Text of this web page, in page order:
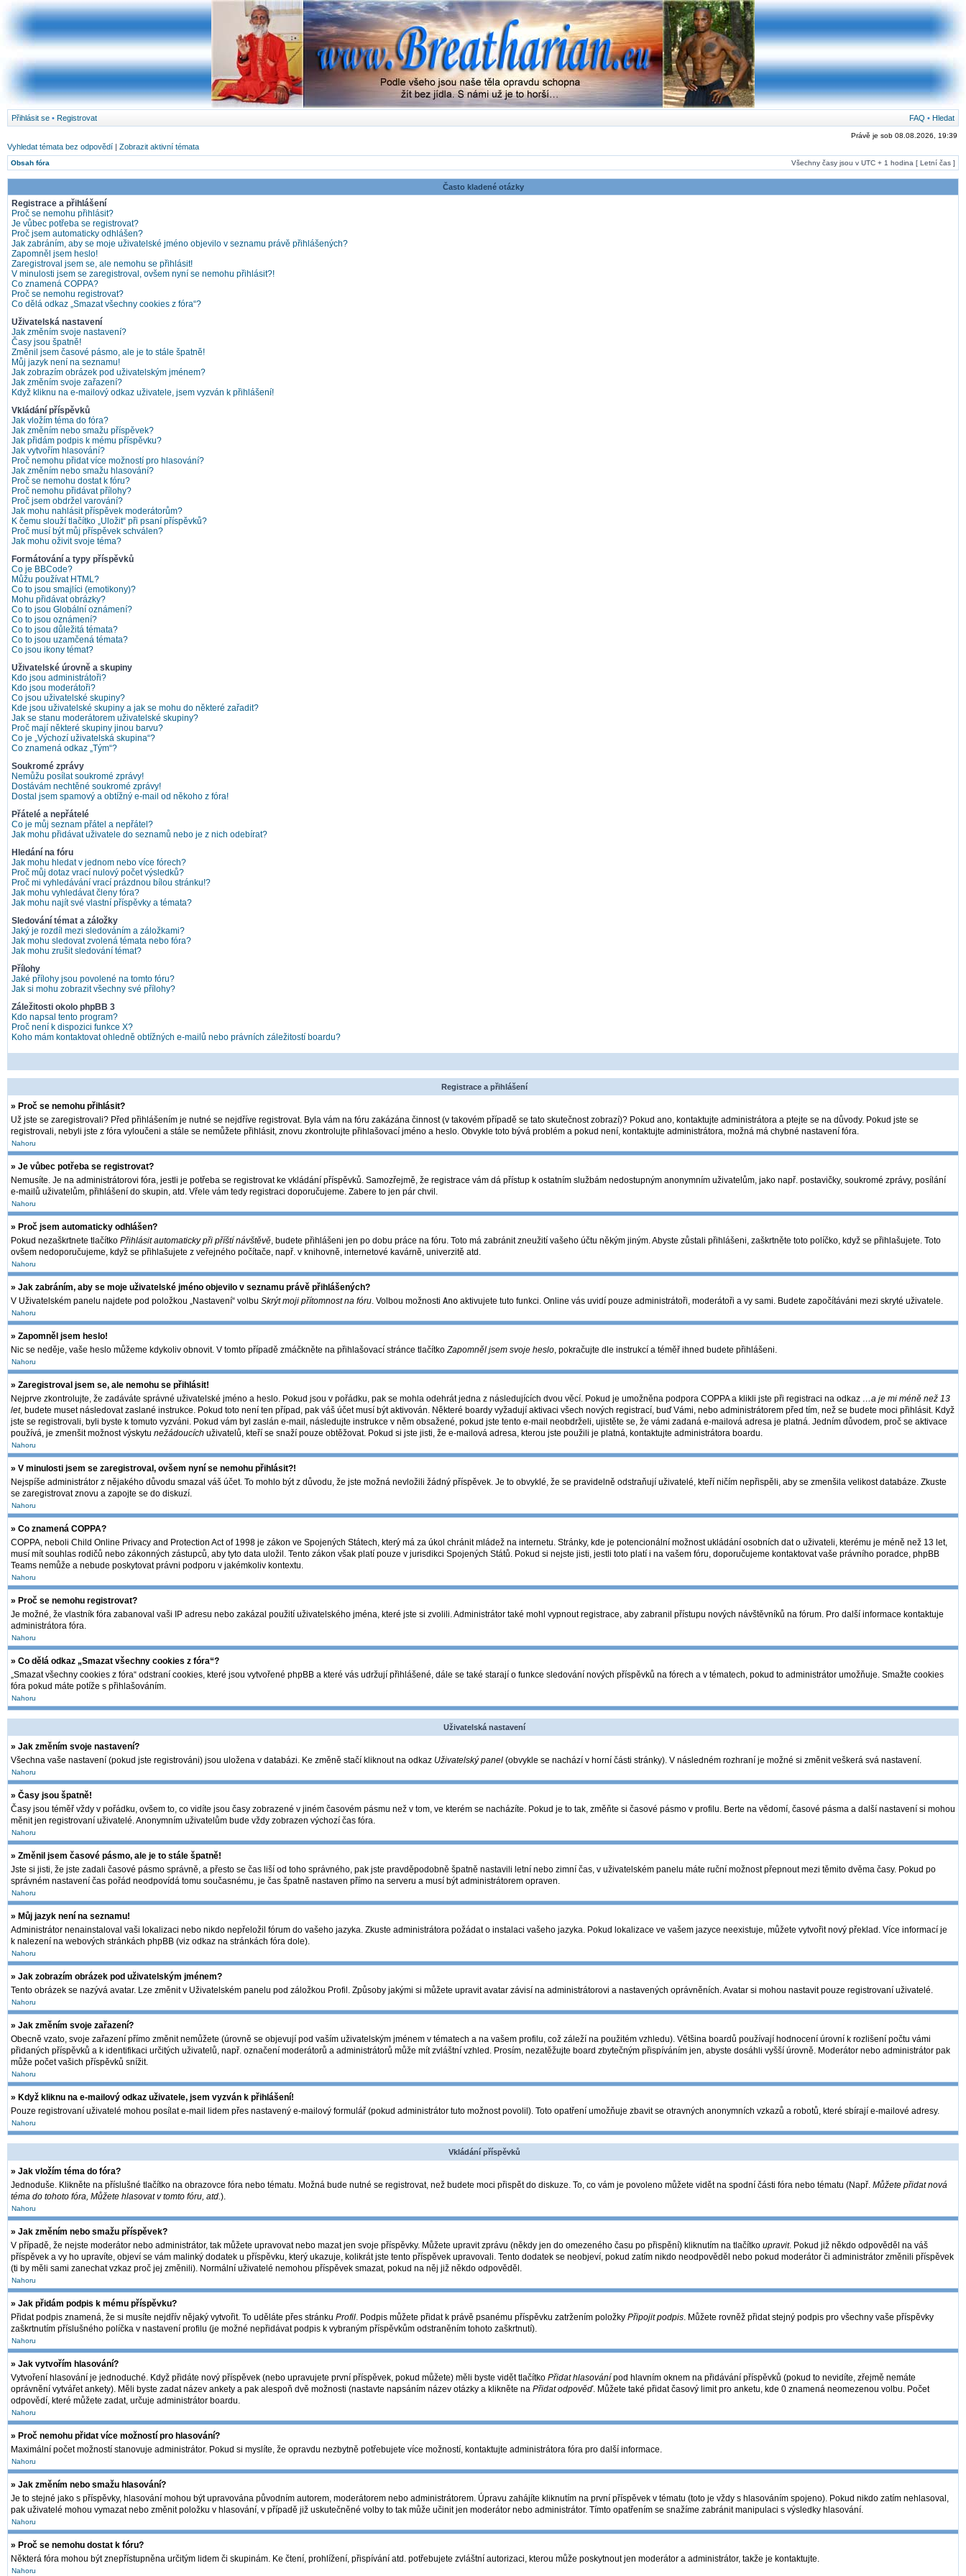
Přihlásit se • Registrovat FAQ • Hledat
Právě je sob 08.08.2026, 19:39
Vyhledat témata bez odpovědí | Zobrazit aktivní témata
Obsah fóra Všechny časy jsou v UTC + 1 hodina [ Letní čas ]
Často kladené otázky
Registrace a přihlášení
Proč se nemohu přihlásit?
Je vůbec potřeba se registrovat?
Proč jsem automaticky odhlášen?
Jak zabráním, aby se moje uživatelské jméno objevilo v seznamu právě přihlášených?
Zapomněl jsem heslo!
Zaregistroval jsem se, ale nemohu se přihlásit!
V minulosti jsem se zaregistroval, ovšem nyní se nemohu přihlásit?!
Co znamená COPPA?
Proč se nemohu registrovat?
Co dělá odkaz „Smazat všechny cookies z fóra“?
Uživatelská nastavení
Jak změním svoje nastavení?
Časy jsou špatně!
Změnil jsem časové pásmo, ale je to stále špatně!
Můj jazyk není na seznamu!
Jak zobrazím obrázek pod uživatelským jménem?
Jak změním svoje zařazení?
Když kliknu na e-mailový odkaz uživatele, jsem vyzván k přihlášení!
Vkládání příspěvků
Jak vložím téma do fóra?
Jak změním nebo smažu příspěvek?
Jak přidám podpis k mému příspěvku?
Jak vytvořím hlasování?
Proč nemohu přidat více možností pro hlasování?
Jak změním nebo smažu hlasování?
Proč se nemohu dostat k fóru?
Proč nemohu přidávat přílohy?
Proč jsem obdržel varování?
Jak mohu nahlásit příspěvek moderátorům?
K čemu slouží tlačítko „Uložit“ při psaní příspěvků?
Proč musí být můj příspěvek schválen?
Jak mohu oživit svoje téma?
Formátování a typy příspěvků
Co je BBCode?
Můžu používat HTML?
Co to jsou smajlíci (emotikony)?
Mohu přidávat obrázky?
Co to jsou Globální oznámení?
Co to jsou oznámení?
Co to jsou důležitá témata?
Co to jsou uzamčená témata?
Co jsou ikony témat?
Uživatelské úrovně a skupiny
Kdo jsou administrátoři?
Kdo jsou moderátoři?
Co jsou uživatelské skupiny?
Kde jsou uživatelské skupiny a jak se mohu do některé zařadit?
Jak se stanu moderátorem uživatelské skupiny?
Proč mají některé skupiny jinou barvu?
Co je „Výchozí uživatelská skupina“?
Co znamená odkaz „Tým“?
Soukromé zprávy
Nemůžu posílat soukromé zprávy!
Dostávám nechtěné soukromé zprávy!
Dostal jsem spamový a obtížný e-mail od někoho z fóra!
Přátelé a nepřátelé
Co je můj seznam přátel a nepřátel?
Jak mohu přidávat uživatele do seznamů nebo je z nich odebírat?
Hledání na fóru
Jak mohu hledat v jednom nebo více fórech?
Proč můj dotaz vrací nulový počet výsledků?
Proč mi vyhledávání vrací prázdnou bílou stránku!?
Jak mohu vyhledávat členy fóra?
Jak mohu najít své vlastní příspěvky a témata?
Sledování témat a záložky
Jaký je rozdíl mezi sledováním a záložkami?
Jak mohu sledovat zvolená témata nebo fóra?
Jak mohu zrušit sledování témat?
Přílohy
Jaké přílohy jsou povolené na tomto fóru?
Jak si mohu zobrazit všechny své přílohy?
Záležitosti okolo phpBB 3
Kdo napsal tento program?
Proč není k dispozici funkce X?
Koho mám kontaktovat ohledně obtížných e-mailů nebo právních záležitostí boardu?
Registrace a přihlášení
» Proč se nemohu přihlásit?
Už jste se zaregistrovali? Před přihlášením je nutné se nejdříve registrovat. Byla vám na fóru zakázána činnost (v takovém případě se tato skutečnost zobrazí)? Pokud ano, kontaktujte administrátora a ptejte se na důvody. Pokud jste se
registrovali, nebyli jste z fóra vyloučeni a stále se nemůžete přihlásit, znovu zkontrolujte přihlašovací jméno a heslo. Obvykle toto bývá problém a pokud není, kontaktujte administrátora, možná má chybné nastavení fóra.
Nahoru
» Je vůbec potřeba se registrovat?
Nemusíte. Je na administrátorovi fóra, jestli je potřeba se registrovat ke vkládání příspěvků. Samozřejmě, že registrace vám dá přístup k ostatním službám nedostupným anonymním uživatelům, jako např. postavičky, soukromé zprávy, posílání
e-mailů uživatelům, přihlášení do skupin, atd. Vřele vám tedy registraci doporučujeme. Zabere to jen pár chvil.
Nahoru
» Proč jsem automaticky odhlášen?
Pokud nezaškrtnete tlačítko Přihlásit automaticky při příští návštěvě, budete přihlášeni jen po dobu práce na fóru. Toto má zabránit zneužití vašeho účtu někým jiným. Abyste zůstali přihlášeni, zaškrtněte toto políčko, když se přihlašujete. Toto
ovšem nedoporučujeme, když se přihlašujete z veřejného počítače, např. v knihovně, internetové kavárně, univerzitě atd.
Nahoru
» Jak zabráním, aby se moje uživatelské jméno objevilo v seznamu právě přihlášených?
V Uživatelském panelu najdete pod položkou „Nastavení“ volbu Skrýt moji přítomnost na fóru. Volbou možnosti Ano aktivujete tuto funkci. Online vás uvidí pouze administrátoři, moderátoři a vy sami. Budete započítáváni mezi skryté uživatele.
Nahoru
» Zapomněl jsem heslo!
Nic se neděje, vaše heslo můžeme kdykoliv obnovit. V tomto případě zmáčkněte na přihlašovací stránce tlačítkoZapomněl jsem svoje heslo, pokračujte dle instrukcí a téměř ihned budete přihlášeni.
Nahoru
» Zaregistroval jsem se, ale nemohu se přihlásit!
Nejprve zkontrolujte, že zadáváte správné uživatelské jméno a heslo. Pokud jsou v pořádku, pak se mohla odehrát jedna z následujících dvou věcí. Pokud je umožněna podpora COPPA a klikli jste při registraci na odkaz …a je mi méně než 13
let, budete muset následovat zaslané instrukce. Pokud toto není ten případ, pak váš účet musí být aktivován. Některé boardy vyžadují aktivaci všech nových registrací, buď Vámi, nebo administrátorem před tím, než se budete moci přihlásit. Když
jste se registrovali, byli byste k tomuto vyzváni. Pokud vám byl zaslán e-mail, následujte instrukce v něm obsažené, pokud jste tento e-mail neobdrželi, ujistěte se, že vámi zadaná e-mailová adresa je platná. Jedním důvodem, proč se aktivace
používá, je zmenšit možnost výskytu nežádoucích uživatelů, kteří se snaží pouze obtěžovat. Pokud si jste jisti, že e-mailová adresa, kterou jste použili je platná, kontaktujte administrátora boardu.
Nahoru
» V minulosti jsem se zaregistroval, ovšem nyní se nemohu přihlásit?!
Nejspíše administrátor z nějakého důvodu smazal váš účet. To mohlo být z důvodu, že jste možná nevložili žádný příspěvek. Je to obvyklé, že se pravidelně odstraňují uživatelé, kteří ničím nepřispěli, aby se zmenšila velikost databáze. Zkuste
se zaregistrovat znovu a zapojte se do diskuzí.
Nahoru
» Co znamená COPPA?
COPPA, neboli Child Online Privacy and Protection Act of 1998 je zákon ve Spojených Státech, který má za úkol chránit mládež na internetu. Stránky, kde je potencionální možnost ukládání osobních dat o uživateli, kterému je méně než 13 let,
musí mít souhlas rodičů nebo zákonných zástupců, aby tyto data uložil. Tento zákon však platí pouze v jurisdikci Spojených Států. Pokud si nejste jisti, jestli toto platí i na vašem fóru, doporučujeme kontaktovat vaše právního poradce, phpBB
Teams nemůže a nebude poskytovat právni podporu v jakémkoliv kontextu.
Nahoru
» Proč se nemohu registrovat?
Je možné, že vlastník fóra zabanoval vaši IP adresu nebo zakázal použití uživatelského jména, které jste si zvolili. Administrátor také mohl vypnout registrace, aby zabranil přístupu nových návštěvníků na fórum. Pro další informace kontaktuje
administrátora fóra.
Nahoru
» Co dělá odkaz „Smazat všechny cookies z fóra“?
„Smazat všechny cookies z fóra“ odstraní cookies, které jsou vytvořené phpBB a které vás udržují přihlášené, dále se také starají o funkce sledování nových příspěvků na fórech a v tématech, pokud to administrátor umožňuje. Smažte cookies
fóra pokud máte potíže s přihlašováním.
Nahoru
Uživatelská nastavení
» Jak změním svoje nastavení?
Všechna vaše nastavení (pokud jste registrováni) jsou uložena v databázi. Ke změně stačí kliknout na odkaz Uživatelský panel (obvykle se nachází v horní části stránky). V následném rozhraní je možné si změnit veškerá svá nastavení.
Nahoru
» Časy jsou špatně!
Časy jsou téměř vždy v pořádku, ovšem to, co vidíte jsou časy zobrazené v jiném časovém pásmu než v tom, ve kterém se nacházíte. Pokud je to tak, změňte si časové pásmo v profilu. Berte na vědomí, časové pásma a další nastavení si mohou
měnit jen registrovaní uživatelé. Anonymním uživatelům bude vždy zobrazen výchozí čas fóra.
Nahoru
» Změnil jsem časové pásmo, ale je to stále špatně!
Jste si jisti, že jste zadali časové pásmo správně, a přesto se čas liší od toho správného, pak jste pravděpodobně špatně nastavili letní nebo zimní čas, v uživatelském panelu máte ruční možnost přepnout mezi těmito dvěma časy. Pokud po
správném nastavení čas pořád neodpovídá tomu současnému, je čas špatně nastaven přímo na serveru a musí být administrátorem opraven.
Nahoru
» Můj jazyk není na seznamu!
Administrátor nenainstaloval vaši lokalizaci nebo nikdo nepřeložil fórum do vašeho jazyka. Zkuste administrátora požádat o instalaci vašeho jazyka. Pokud lokalizace ve vašem jazyce neexistuje, můžete vytvořit nový překlad. Více informací je
k nalezení na webových stránkách phpBB (viz odkaz na stránkách fóra dole).
Nahoru
» Jak zobrazím obrázek pod uživatelským jménem?
Tento obrázek se nazývá avatar. Lze změnit v Uživatelském panelu pod záložkou Profil. Způsoby jakými si můžete upravit avatar závisí na administrátorovi a nastavených oprávněních. Avatar si mohou nastavit pouze registrovaní uživatelé.
Nahoru
» Jak změním svoje zařazení?
Obecně vzato, svoje zařazení přímo změnit nemůžete (úrovně se objevují pod vaším uživatelským jménem v tématech a na vašem profilu, což záleží na použitém vzhledu). Většina boardů používají hodnocení úrovní k rozlišení počtu vámi
přidaných příspěvků a k identifikaci určitých uživatelů, např. označení moderátorů a administrátorů může mít zvláštní vzhled. Prosím, nezatěžujte board zbytečným přispíváním jen, abyste dosáhli vyšší úrovně. Moderátor nebo administrátor pak
může počet vašich příspěvků snížit.
Nahoru
» Když kliknu na e-mailový odkaz uživatele, jsem vyzván k přihlášení!
Pouze registrovaní uživatelé mohou posílat e-mail lidem přes nastavený e-mailový formulář (pokud administrátor tuto možnost povolil). Toto opatření umožňuje zbavit se otravných anonymních vzkazů a robotů, které sbírají e-mailové adresy.
Nahoru
Vkládání příspěvků
» Jak vložím téma do fóra?
Jednoduše. Klikněte na příslušné tlačítko na obrazovce fóra nebo tématu. Možná bude nutné se registrovat, než budete moci přispět do diskuze. To, co vám je povoleno můžete vidět na spodní části fóra nebo tématu (Např. Můžete přidat nová
téma do tohoto fóra, Můžete hlasovat v tomto fóru, atd.).
Nahoru
» Jak změním nebo smažu příspěvek?
V případě, že nejste moderátor nebo administrátor, tak můžete upravovat nebo mazat jen svoje příspěvky. Můžete upravit zprávu (někdy jen do omezeného času po přispění) kliknutím na tlačítko upravit. Pokud již někdo odpověděl na váš
příspěvek a vy ho upravíte, objeví se vám malinký dodatek u příspěvku, který ukazuje, kolikrát jste tento příspěvek upravovali. Tento dodatek se neobjeví, pokud zatím nikdo neodpověděl nebo pokud moderátor či administrátor změnili příspěvek
(ti by měli sami zanechat vzkaz proč jej změnili). Normální uživatelé nemohou příspěvek smazat, pokud na něj již někdo odpověděl.
Nahoru
» Jak přidám podpis k mému příspěvku?
Přidat podpis znamená, že si musíte nejdřív nějaký vytvořit. To uděláte přes stránku Profil. Podpis můžete přidat k právě psanému příspěvku zatržením položky Připojit podpis. Můžete rovněž přidat stejný podpis pro všechny vaše příspěvky
zaškrtnutím příslušného políčka v nastavení profilu (je možné nepřidávat podpis k vybraným příspěvkům odstraněním tohoto zaškrtnutí).
Nahoru
» Jak vytvořím hlasování?
Vytvoření hlasování je jednoduché. Když přidáte nový příspěvek (nebo upravujete první příspěvek, pokud můžete) měli byste vidět tlačítko Přidat hlasování pod hlavním oknem na přidávání příspěvků (pokud to nevidíte, zřejmě nemáte
oprávnění vytvářet ankety). Měli byste zadat název ankety a pak alespoň dvě možnosti (nastavte napsáním název otázky a klikněte na Přidat odpověď. Můžete také přidat časový limit pro anketu, kde 0 znamená neomezenou volbu. Počet
odpovědí, které můžete zadat, určuje administrátor boardu.
Nahoru
» Proč nemohu přidat více možností pro hlasování?
Maximální počet možností stanovuje administrátor. Pokud si myslíte, že opravdu nezbytně potřebujete více možností, kontaktujte administrátora fóra pro další informace.
Nahoru
» Jak změním nebo smažu hlasování?
Je to stejné jako s příspěvky, hlasování mohou být upravována původním autorem, moderátorem nebo administrátorem. Úpravu zahájíte kliknutím na první příspěvek v tématu (toto je vždy s hlasováním spojeno). Pokud nikdo zatím nehlasoval,
pak uživatelé mohou vymazat nebo změnit položku v hlasování, v případě již uskutečněné volby to tak může učinit jen moderátor nebo administrátor. Tímto opatřením se snažíme zabránit manipulaci s výsledky hlasování.
Nahoru
» Proč se nemohu dostat k fóru?
Některá fóra mohou být znepřístupněna určitým lidem či skupinám. Ke čtení, prohlížení, přispívání atd. potřebujete zvláštní autorizaci, kterou může poskytnout jen moderátor a administrátor, takže je kontaktujte.
Nahoru